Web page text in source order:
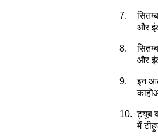
7.
और
8.
और
9. इन
10. ट्यूब
में